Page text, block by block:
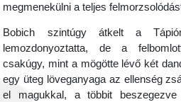
megmenekülni a teljes
Bobich szintúgy átkelt a
lemozdonyoztatta, de a
csakúgy, mint a mögötte lévő két
egy üteg löveganyaga az ellenség
el magukkal, a többit